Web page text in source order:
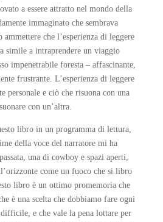
a essere attratto nel mondo della
immaginato che sembrava
che l’esperienza di leggere
simile a intraprendere un viaggio
impenetrabile foresta – affascinante,
frustrante. L’esperienza di leggere
personale e ciò che risuona con una
con un’altra.
libro in un programma di lettura,
della voce del narratore mi ha
una di cowboy e spazi aperti,
come un fuoco che si libro
libro è un ottimo promemoria che
è una scelta che dobbiamo fare ogni
e che vale la pena lottare per